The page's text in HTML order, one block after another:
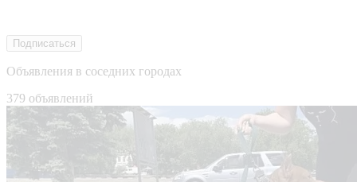
Подписаться
Объявления в соседних городах
379 объявлений